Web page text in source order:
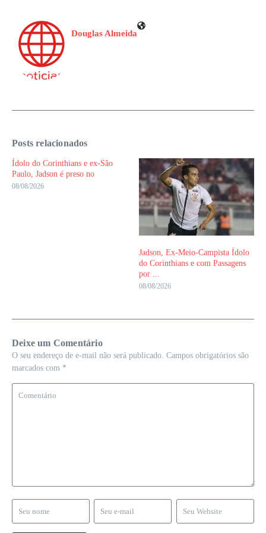
Douglas Almeida
Posts relacionados
Ídolo do Corinthians e ex-São
Paulo, Jadson é preso no
08/08/2026
Jadson, Ex-Meio-Campista Ídolo
do Corinthians e com Passagens
por ...
08/08/2026
Deixe um Comentário
O seu endereço de e-mail não será publicado. Campos obrigatórios são
marcados com *